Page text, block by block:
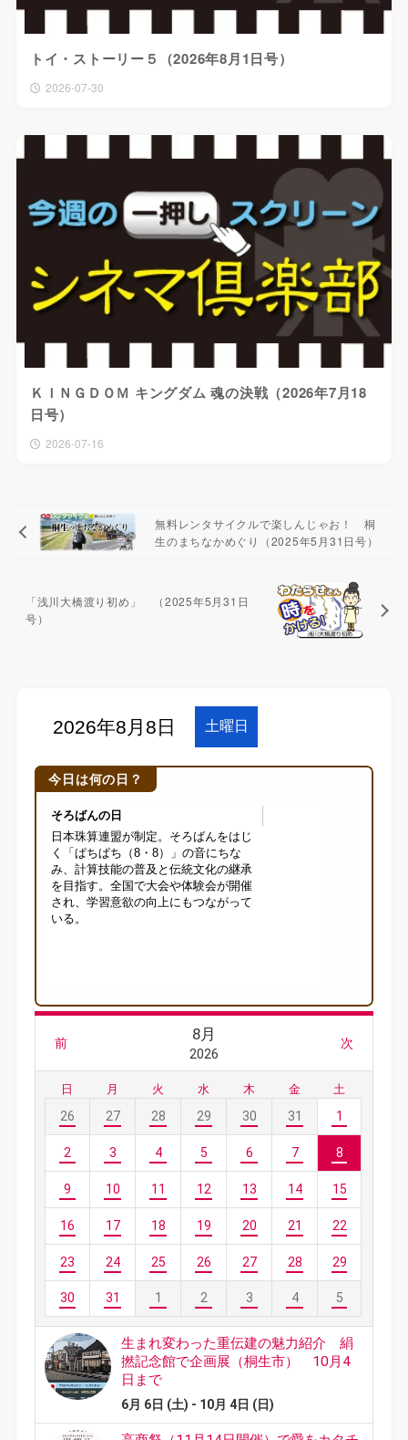
トイ・ストーリー５（2026年8月1日号）
2026-07-30
ＫＩＮＧＤＯＭ キングダム 魂の決戦（2026年7月18
日号）
2026-07-16
無料レンタサイクルで楽しんじゃお！ 桐
生のまちなかめぐり（2025年5月31日号）
「浅川大橋渡り初め」 （2025年5月31日
号）
今日は何の日？